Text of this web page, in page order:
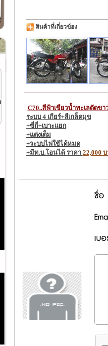
สินค้าที่เกี่ยวข้อง
C70..สีฟ้าเขียวน้ำทะเลตัดข
ระบบ 4 เกียร์+สีเกล็ดมุข
+ซี่ถี่+เบาะแยก
+แต่งเต็ม
+ระบบไฟใช้ได้หมด
+มีท.บ.โอนได้ ราคา 22,000
ชื่อ
เบ